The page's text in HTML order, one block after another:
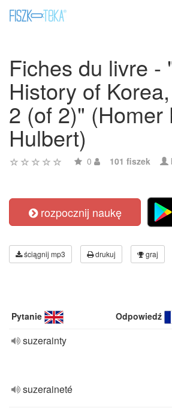
Fiches du livre -
History of
2 (of 2)" (Homer
Hulbert)
0 101 fiszek
rozpocznij naukę
ściągnij mp3 drukuj graj
Pytanie Odpowiedź
suzerainty
suzeraineté